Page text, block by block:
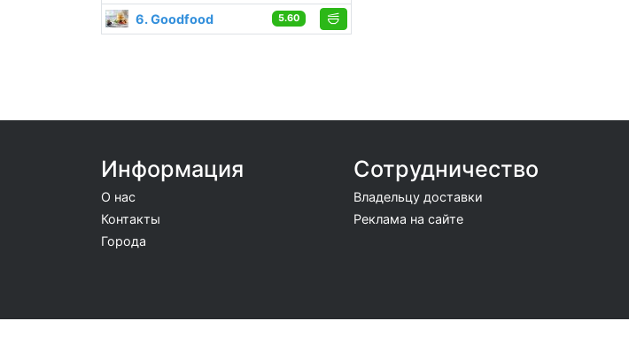
6. Goodfood 5.60
Информация
О нас
Контакты
Города
Сотрудничество
Владельцу доставки
Реклама на сайте